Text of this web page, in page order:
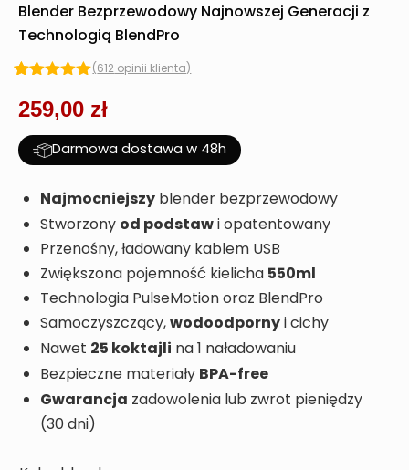
Blender Bezprzewodowy Najnowszej Generacji z
Technologią BlendPro
4.99na 5
na
podstawie
ocen
klientów
(612opinii klienta)
259,00 zł
Darmowa dostawa w 48h
Najmocniejszyblender bezprzewodowy
Stworzonyod podstawi opatentowany
Przenośny, ładowany kablem USB
Zwiększona pojemność kielicha550ml
Technologia PulseMotion oraz BlendPro
Samoczyszczący,wodoodpornyi cichy
Nawet 25 koktajli na 1 naładowaniu
Bezpieczne materiałyBPA-free
Gwarancja zadowolenia lub zwrot pieniędzy
(30 dni)